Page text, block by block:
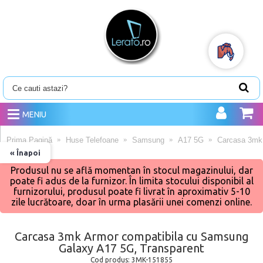
MENIU
« Înapoi
Prima Pagină Huse Telefoane Samsung A17 5G Carcasa
Produsul nu se află momentan în stocul magazinului, dar
poate fi adus de la furnizor. În limita stocului disponibil al
furnizorului, produsul poate fi livrat în aproximativ 5-10
zile lucrătoare, doar în urma plasării unei comenzi online.
Carcasa 3mk Armor compatibila cu Samsung
Galaxy A17 5G, Transparent
Cod produs: 3MK-151855